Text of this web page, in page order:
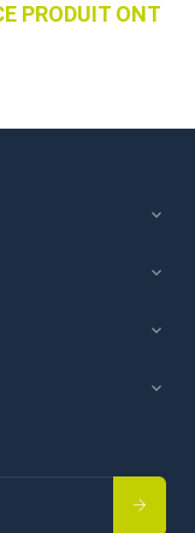
PRODUIT ONT



